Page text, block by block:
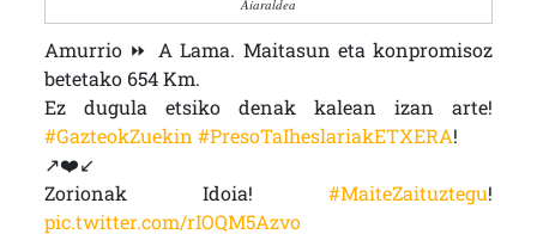
Aiaraldea
Amurrio ⏩ A Lama. Maitasun eta konpromisoz
betetako 654 Km.
Ez dugula etsiko denak kalean izan arte!
#GazteokZuekin #PresoTaIheslariakETXERA!
↗️❤️↙️
Zorionak Idoia!#MaiteZaituztegu!
pic.twitter.com/rIOQM5Azvo